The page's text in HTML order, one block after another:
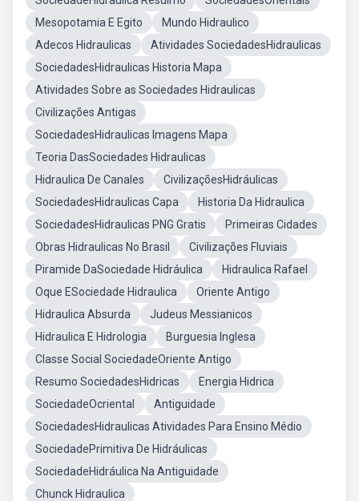
Mesopotamia E Egito
Mundo Hidraulico
Adecos Hidraulicas
Atividades SociedadesHidraulicas
SociedadesHidraulicas Historia Mapa
Atividades Sobre as Sociedades Hidraulicas
Civilizações Antigas
SociedadesHidraulicas Imagens Mapa
Teoria DasSociedades Hidraulicas
Hidraulica De Canales
CivilizaçõesHidráulicas
SociedadesHidraulicas Capa
Historia Da Hidraulica
SociedadesHidraulicas PNG Gratis
Primeiras Cidades
Obras Hidraulicas No Brasil
Civilizações Fluviais
Piramide DaSociedade Hidráulica
Hidraulica Rafael
Oque ESociedade Hidraulica
Oriente Antigo
Hidraulica Absurda
Judeus Messianicos
Hidraulica E Hidrologia
Burguesia Inglesa
Classe Social SociedadeOriente Antigo
Resumo SociedadesHidricas
Energia Hidrica
SociedadeOcriental
Antiguidade
SociedadesHidraulicas Atividades Para Ensino Médio
SociedadePrimitiva De Hidráulicas
SociedadeHidráulica Na Antiguidade
Chunck Hidraulica